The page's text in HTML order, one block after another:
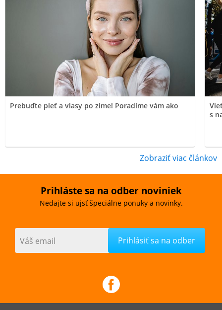
Prebuďte pleť a vlasy po zime! Poradíme vám ako
s
Zobraziť viac článkov
Prihláste sa na odber noviniek
Nedajte si ujsť špeciálne ponuky a novinky.
Váš email